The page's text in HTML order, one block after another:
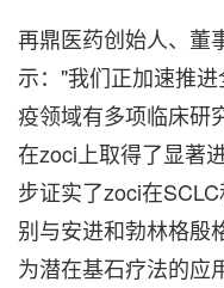
再鼎医药创始人、董
示："我们正加速推
疫领域有多项临床研
在zoci上取得了显著
步证实了zoci在
别与安进和勃林格殷
为潜在基石疗法的应